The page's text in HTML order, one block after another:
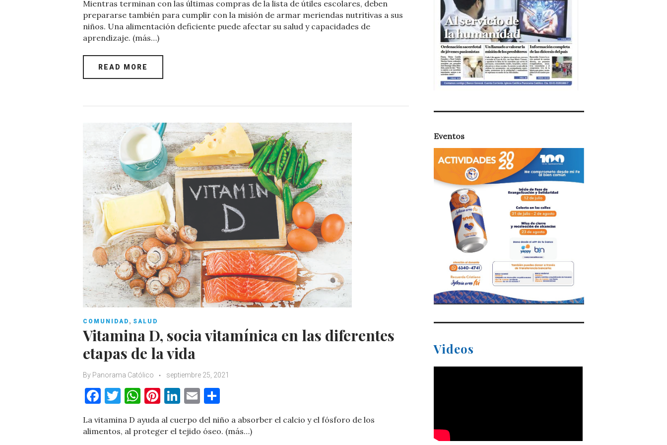
c
e
b
o
o
it
te
r
at
s
A
p
p
er
es
k
e
ai
l
m
p
Mientras terminan con las últimas compras de la lista de útiles escolares, deben
prepararse también para cumplir con la misión de armar meriendas nutritivas a sus
niños. Una alimentación deficiente puede afectar su salud y capacidades de
aprendizaje. (más…)
READ MORE
COMUNIDAD , SALUD
Vitamina D, socia vitamínica en las diferentes
etapas de la vida
By Panorama Católico septiembre 25, 2021
F
c
T
w
it
W
at
Pi
nt
er
Li
k
E
m
ai
o
m
La vitamina D ayuda al cuerpo del niño a absorber el calcio y el fósforo de los
alimentos, al proteger el tejido óseo. (más…)
Eventos
Videos